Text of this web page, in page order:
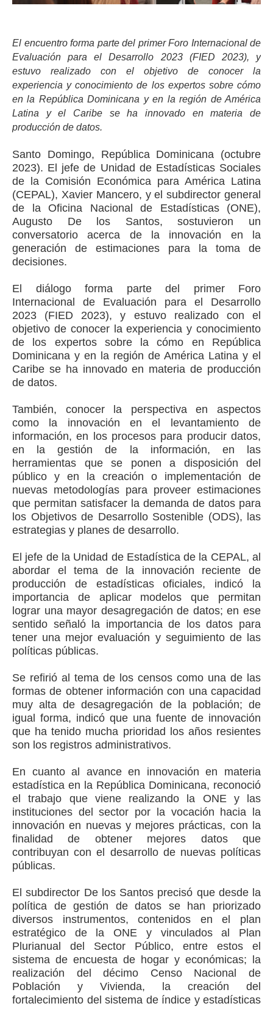
El encuentro forma parte del primer Foro Internacional de
Evaluación para el Desarrollo 2023 (FIED 2023), y
estuvo realizado con el objetivo de conocer la
experiencia y conocimiento de los expertos sobre cómo
en la República Dominicana y en la región de América
Latina y el Caribe se ha innovado en materia de
producción de datos.
Santo Domingo, República Dominicana (octubre
2023). El jefe de Unidad de Estadísticas Sociales
de la Comisión Económica para América Latina
(CEPAL), Xavier Mancero, y el subdirector general
de la Oficina Nacional de Estadísticas (ONE),
Augusto De los Santos, sostuvieron un
conversatorio acerca de la innovación en la
generación de estimaciones para la toma de
decisiones.
El diálogo forma parte del primer Foro
Internacional de Evaluación para el Desarrollo
2023 (FIED 2023), y estuvo realizado con el
objetivo de conocer la experiencia y conocimiento
de los expertos sobre la cómo en República
Dominicana y en la región de América Latina y el
Caribe se ha innovado en materia de producción
de datos.
También, conocer la perspectiva en aspectos
como la innovación en el levantamiento de
información, en los procesos para producir datos,
en la gestión de la información, en las
herramientas que se ponen a disposición del
público y en la creación o implementación de
nuevas metodologías para proveer estimaciones
que permitan satisfacer la demanda de datos para
los Objetivos de Desarrollo Sostenible (ODS), las
estrategias y planes de desarrollo.
El jefe de la Unidad de Estadística de la CEPAL, al
abordar el tema de la innovación reciente de
producción de estadísticas oficiales, indicó la
importancia de aplicar modelos que permitan
lograr una mayor desagregación de datos; en ese
sentido señaló la importancia de los datos para
tener una mejor evaluación y seguimiento de las
políticas públicas.
Se refirió al tema de los censos como una de las
formas de obtener información con una capacidad
muy alta de desagregación de la población; de
igual forma, indicó que una fuente de innovación
que ha tenido mucha prioridad los años resientes
son los registros administrativos.
En cuanto al avance en innovación en materia
estadística en la República Dominicana, reconoció
el trabajo que viene realizando la ONE y las
instituciones del sector por la vocación hacia la
innovación en nuevas y mejores prácticas, con la
finalidad de obtener mejores datos que
contribuyan con el desarrollo de nuevas políticas
públicas.
El subdirector De los Santos precisó que desde la
política de gestión de datos se han priorizado
diversos instrumentos, contenidos en el plan
estratégico de la ONE y vinculados al Plan
Plurianual del Sector Público, entre estos el
sistema de encuesta de hogar y económicas; la
realización del décimo Censo Nacional de
Población y Vivienda, la creación del
fortalecimiento del sistema de índice y estadísticas